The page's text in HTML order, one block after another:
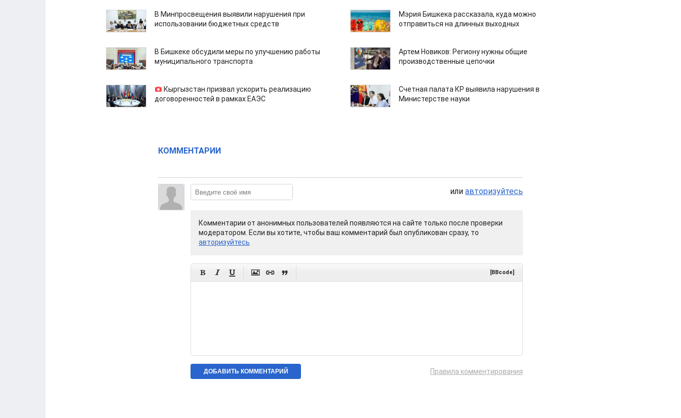
В Минпросвещения выявили нарушения при
использовании бюджетных средств
Мэрия Бишкека рассказала, куда можно
отправиться на длинных выходных
В Бишкеке обсудили меры по улучшению работы
муниципального транспорта
Артем Новиков: Региону нужны общие
производственные цепочки
Кыргызстан призвал ускорить реализацию
договоренностей в рамках ЕАЭС
Счетная палата КР выявила нарушения в
Министерстве науки
КОММЕНТАРИИ
или авторизуйтесь
Комментарии от анонимных пользователей появляются на сайте только после проверки
модератором. Если вы хотите, чтобы ваш комментарий был опубликован сразу, то
авторизуйтесь
      [BBcode]
Правила комментирования